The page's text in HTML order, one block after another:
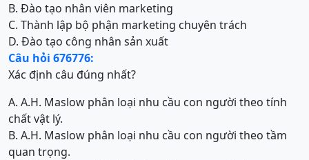
B. Đào tạo nhân viên marketing
C. Thành lập bộ phận marketing chuyên trách
D. Đào tạo công nhân sản xuất
Câu hỏi 676776:
Xác định câu đúng nhất?
A. A.H. Maslow phân loại nhu cầu con người theo tính
chất vật lý.
B. A.H. Maslow phân loại nhu cầu con người theo tầm
quan trọng.